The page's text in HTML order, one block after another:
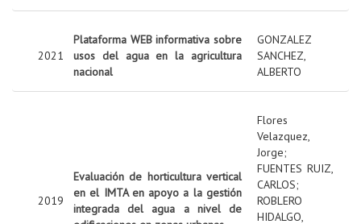
2021
Plataforma WEB informativa sobre
usos del agua en la agricultura
nacional
GONZALEZ
SANCHEZ,
ALBERTO
2019
Evaluación de horticultura vertical
en el IMTA en apoyo a la gestión
integrada del agua a nivel de
Flores
Velazquez,
Jorge;
FUENTES RUIZ,
CARLOS;
ROBLERO
HIDALGO,